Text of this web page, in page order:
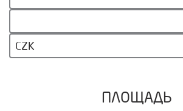
CZK
ПЛОЩАДЬ